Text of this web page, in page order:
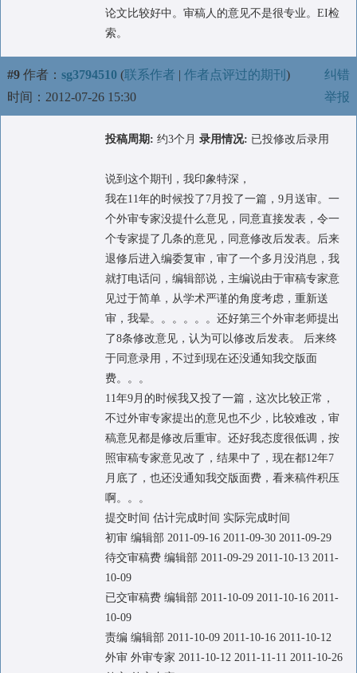
论文比较好中。审稿人的意见不是很专业。EI检
索。
#9 作者： sg3794510 (联系作者 | 作者点评过的期刊 )
时间：2012-07-26 15:30
纠错
举报
投稿周期: 约3个月 录用情况: 已投修改后录用
说到这个期刊，我印象特深，
我在11年的时候投了7月投了一篇，9月送审。一
个外审专家没提什么意见，同意直接发表，令一
个专家提了几条的意见，同意修改后发表。后来
退修后进入编委复审，审了一个多月没消息，我
就打电话问，编辑部说，主编说由于审稿专家意
见过于简单，从学术严谨的角度考虑，重新送
审，我晕。。。。。。还好第三个外审老师提出
了8条修改意见，认为可以修改后发表。 后来终
于同意录用，不过到现在还没通知我交版面
费。。。
11年9月的时候我又投了一篇，这次比较正常，
不过外审专家提出的意见也不少，比较难改，审
稿意见都是修改后重审。还好我态度很低调，按
照审稿专家意见改了，结果中了，现在都12年7
月底了，也还没通知我交版面费，看来稿件积压
啊。。。
提交时间 估计完成时间 实际完成时间
初审 编辑部 2011-09-16 2011-09-30 2011-09-29
待交审稿费 编辑部 2011-09-29 2011-10-13 2011-
10-09
已交审稿费 编辑部 2011-10-09 2011-10-16 2011-
10-09
责编 编辑部 2011-10-09 2011-10-16 2011-10-12
外审 外审专家 2011-10-12 2011-11-11 2011-10-26